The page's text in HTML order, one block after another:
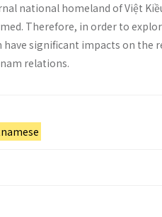
national homeland of Việt
Therefore, in order to
significant impacts on the
relations.